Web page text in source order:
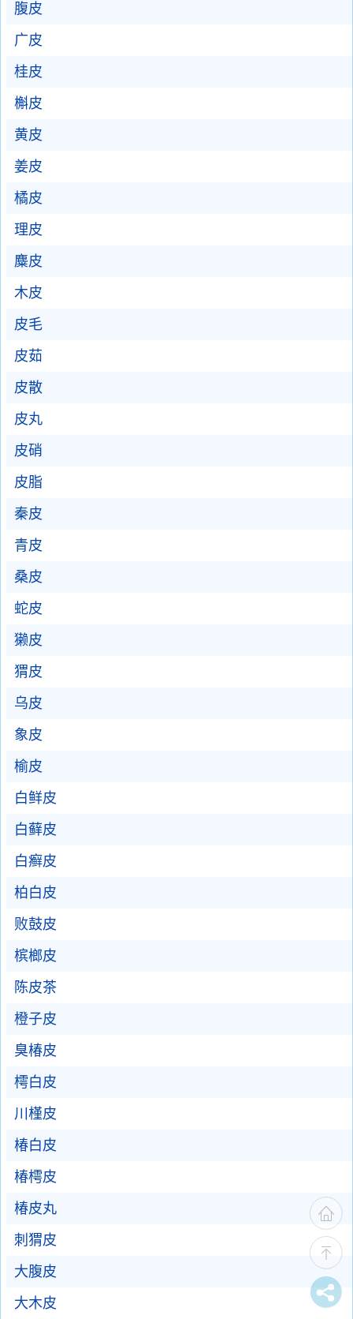
腹皮
广皮
桂皮
槲皮
黄皮
姜皮
橘皮
理皮
麋皮
木皮
皮毛
皮茹
皮散
皮丸
皮硝
皮脂
秦皮
青皮
桑皮
蛇皮
獭皮
猬皮
乌皮
象皮
榆皮
白鲜皮
白藓皮
白癣皮
柏白皮
败鼓皮
槟榔皮
陈皮茶
橙子皮
臭椿皮
樗白皮
川槿皮
椿白皮
椿樗皮
椿皮丸
刺猬皮
大腹皮
大木皮